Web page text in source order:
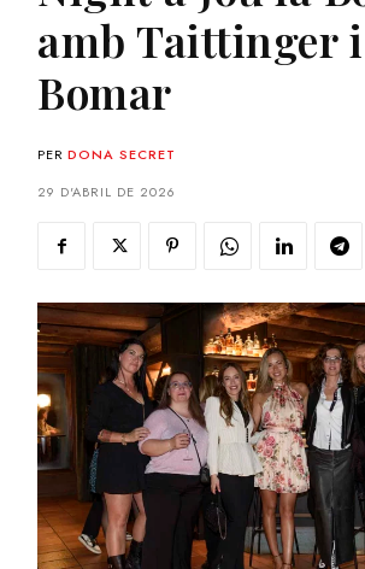
amb Taittinger i
Bomar
PER DONA SECRET
29 D'ABRIL DE 2026